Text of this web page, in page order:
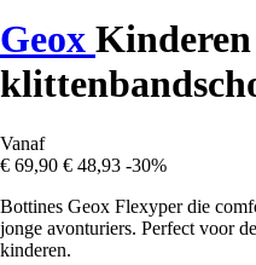
Geox
Vanaf
€ 69,90 € 48,93 -30%
Bottines Geox Flexyper die
jonge avonturiers. Perfect voor
kinderen.